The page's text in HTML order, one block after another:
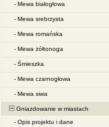
- Mewa białogłowa
- Mewa srebrzysta
- Mewa romańska
- Mewa żółtonoga
- Śmieszka
- Mewa czarnogłowa
- Mewa siwa
Gniazdowanie w miastach
- Opis projektu i dane